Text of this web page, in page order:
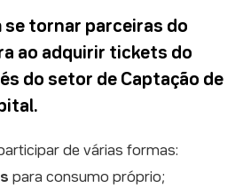
se tornar parceiras do
ao adquirir tickets do
do setor de Captação de
de várias formas:
para consumo próprio;